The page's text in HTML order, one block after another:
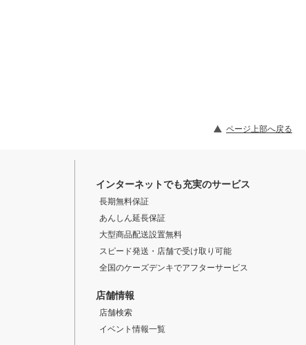
ページ上部へ戻る
インターネットでも充実のサービス
長期無料保証
あんしん延長保証
大型商品配送設置無料
スピード発送・店舗で受け取り可能
全国のケーズデンキでアフターサービス
店舗情報
店舗検索
イベント情報一覧